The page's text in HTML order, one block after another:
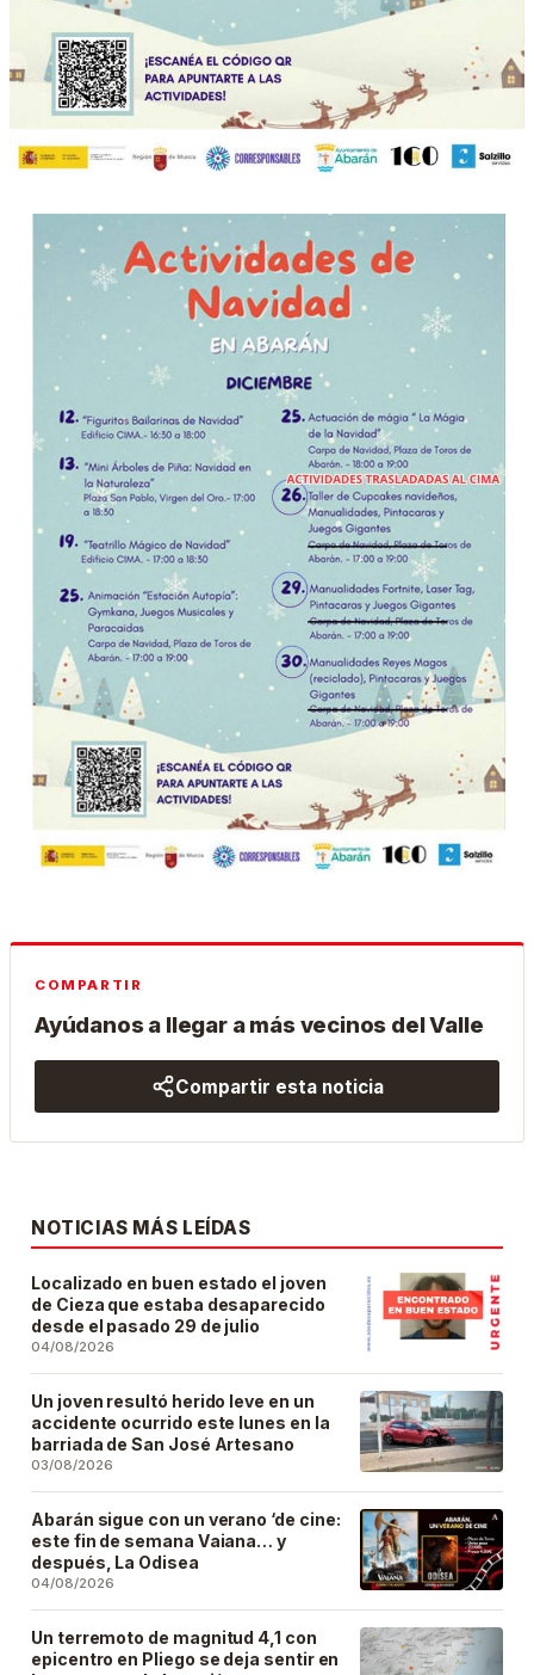
COMPARTIR
Ayúdanos a llegar a más vecinos del Valle
Compartir esta noticia
NOTICIAS MÁS LEÍDAS
Localizado en buen estado el joven
de Cieza que estaba desaparecido
desde el pasado 29 de julio
04/08/2026
Un joven resultó herido leve en un
accidente ocurrido este lunes en la
barriada de San José Artesano
03/08/2026
Abarán sigue con un verano ‘de cine:
este fin de semana Vaiana… y
después, La Odisea
04/08/2026
Un terremoto de magnitud 4,1 con
epicentro en Pliego se deja sentir en